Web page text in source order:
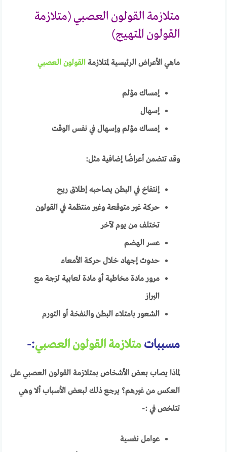
متلازمة القولون العصبي (متلازمة
القولون المتهيج)
ماهي الأعراض الرئيسية لمتلازمة القولون العصبي
إمساك مؤلم
إسهال
إمساك مؤلم وإسهال في نفس الوقت
وقد تتضمن أعراضًا إضافية مثل:
إنتفاخ في البطن يصاحبه إطلاق ريح
حركة غير متوقعة وغير منتظمة في القولون
تختلف من يوم لآخر
عسر الهضم
حدوث إجهاد خلال حركة الأمعاء
مرور مادة مخاطية أو مادة لعابية لزجة مع
البراز
الشعور بامتلاء البطن والنفخة أو التورم
مسببات متلازمة القولون العصبي:-
لماذا يصاب بعض الأشخاص بمتلازمة القولون العصبي على
العكس من غيرهم؟ يرجع ذلك لبعض الأسباب ألا وهي
تتلخص في :-
عوامل نفسية